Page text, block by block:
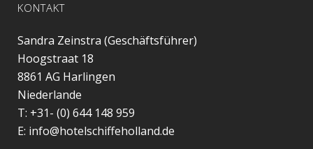
KONTAKT
Sandra Zeinstra (Geschäftsführer)
Hoogstraat 18
8861 AG Harlingen
Niederlande
T: +31- (0) 644 148 959
E: info@hotelschiffeholland.de